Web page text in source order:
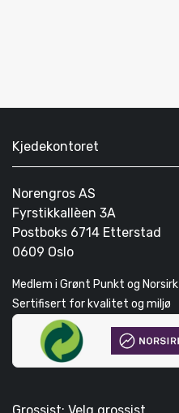
Kjedekontoret
Norengros AS
Fyrstikkallèen 3A
Postboks 6714 Etterstad
0609 Oslo
Medlem i Grønt Punkt og Norsirk
Sertifisert for kvalitet og miljø